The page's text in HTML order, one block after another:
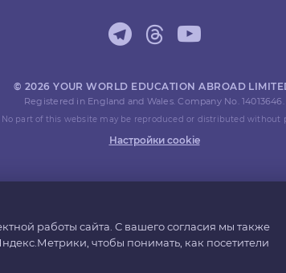
© 2026 YOUR WORLD EDUCATION ABROAD
Registered in England and Wales. Company No. 14013646.
No part of this website may be reproduced or distributed without
Настройки cookie
работы сайта. С вашего согласия мы также
чтобы понимать, как посетители